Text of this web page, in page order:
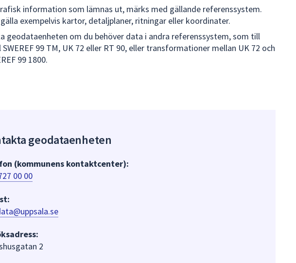
information som lämnas ut, märks med gällande referenssystem.
exempelvis kartor, detaljplaner, ritningar eller koordinater.
geodataenheten om du behöver data i andra referenssystem, som till
SWEREF 99 TM, UK 72 eller RT 90, eller transformationer mellan UK 72 och
99 1800.
geodataenheten
(kommunens kontaktcenter):
00 00
2